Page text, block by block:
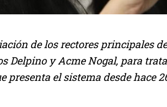
de los rectores principales
Delpino y Acme Nogal, para
presenta el sistema desde hace